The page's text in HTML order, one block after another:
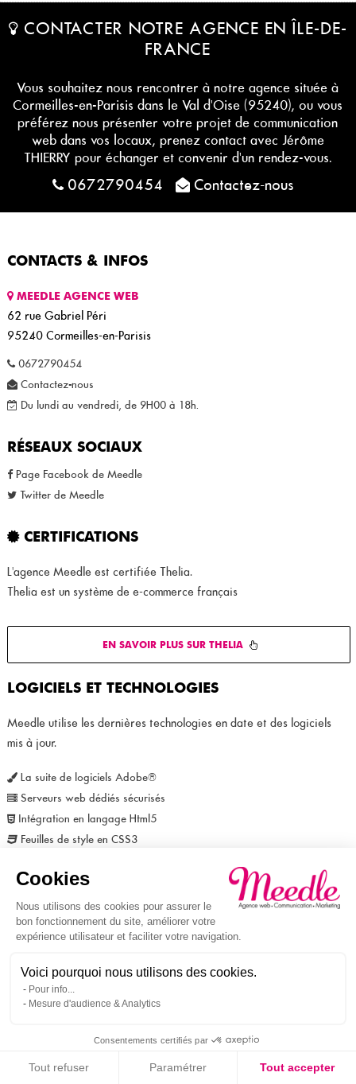
CONTACTER NOTRE AGENCE EN ÎLE-DE-
FRANCE
Vous souhaitez nous rencontrer à notre agence située à
Cormeilles-en-Parisis dans le Val d'Oise (95240), ou vous
préférez nous présenter votre projet de communication
web dans vos locaux, prenez contact avec Jérôme
THIERRY pour échanger et convenir d'un rendez-vous.
0672790454 Contactez-nous
CONTACTS & INFOS
MEEDLE AGENCE WEB
62 rue Gabriel Péri
95240 Cormeilles-en-Parisis
0672790454
Contactez-nous
Du lundi au vendredi, de 9H00 à 18h.
RÉSEAUX SOCIAUX
Page Facebook de Meedle
Twitter de Meedle
CERTIFICATIONS
L'agence Meedle est certifiée Thelia.
Thelia est un système de e-commerce français
EN SAVOIR PLUS SUR THELIA
LOGICIELS ET TECHNOLOGIES
Meedle utilise les dernières technologies en date et des logiciels
mis à jour.
La suite de logiciels Adobe®
Serveurs web dédiés sécurisés
Intégration en langage Html5
Feuilles de style en CSS3
PARTENAIRES & SPONSORS
L'agence s'entoure de partenaires créatifs (Graphistes, prises de
vues vidéos/photos et réalisation), informatiques et centres de
CONNAÎTRE NOS PARTENAIRES
Mentions légales Motorisé par Thelia Témoignages
Cookies
Nous utilisons des cookies pour assurer le
bon fonctionnement du site, améliorer votre
expérience utilisateur et faciliter votre navigation.
Voici pourquoi nous utilisons des cookies.
Pour info...
Mesure d'audience & Analytics
Consentements certifiés par
Tout refuser Paramétrer Tout accepter